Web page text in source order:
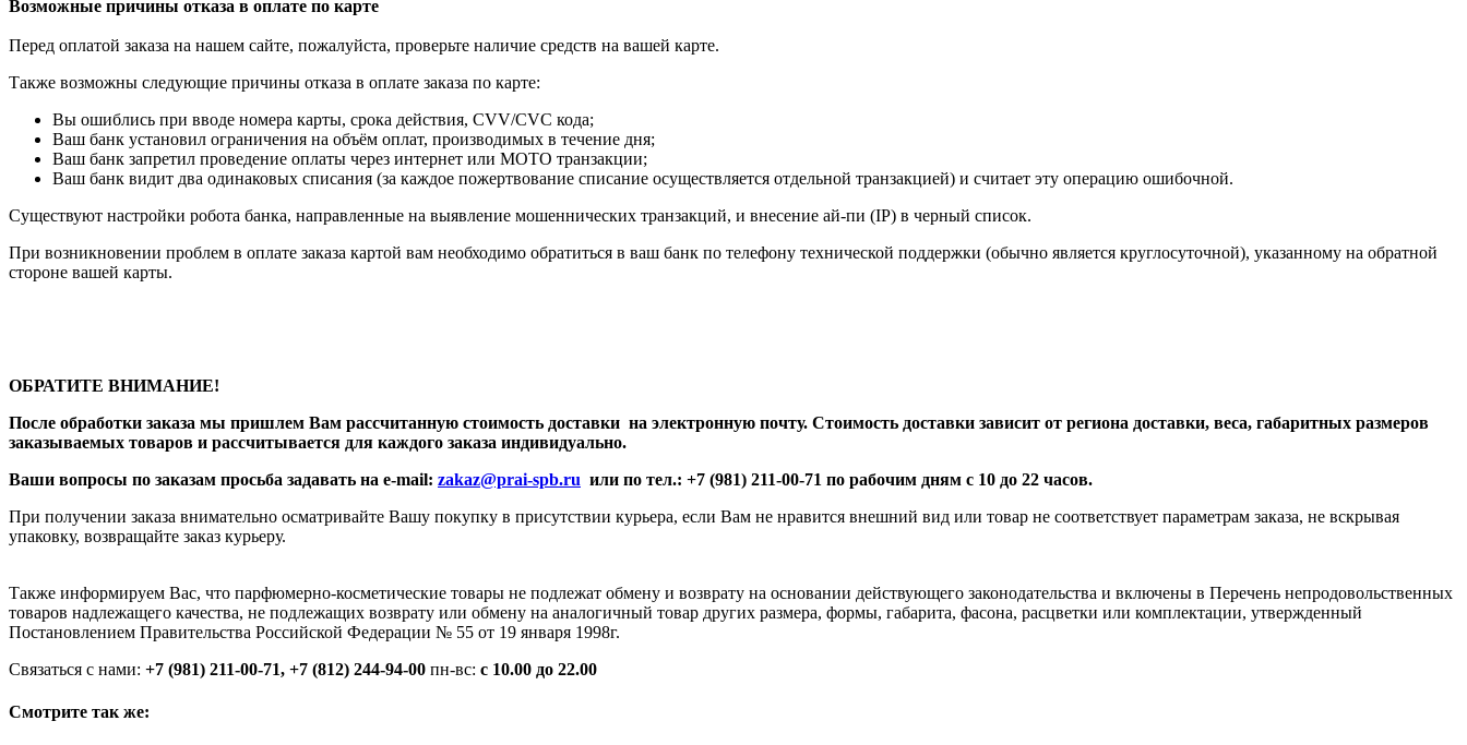
Возможные причины отказа в оплате по карте
Перед оплатой заказа на нашем сайте, пожалуйста, проверьте наличие средств на вашей карте.
Также возможны следующие причины отказа в оплате заказа по карте:
Вы ошиблись при вводе номера карты, срока действия, CVV/CVC кода;
Ваш банк установил ограничения на объём оплат, производимых в течение дня;
Ваш банк запретил проведение оплаты через интернет или MOTO транзакции;
Ваш банк видит два одинаковых списания (за каждое пожертвование списание осуществляется отдельной транзакцией) и считает эту операцию ошибочной.
Существуют настройки робота банка, направленные на выявление мошеннических транзакций, и внесение ай-пи (IP) в черный список.
При возникновении проблем в оплате заказа картой вам необходимо обратиться в ваш банк по телефону технической поддержки (обычно является круглосуточной), указанному на обратной
стороне вашей карты.
ОБРАТИТЕ ВНИМАНИЕ!
После обработки заказа мы пришлем Вам рассчитанную стоимость доставки на электронную почту. Стоимость доставки зависит от региона доставки, веса, габаритных размеров
заказываемых товаров и рассчитывается для каждого заказа индивидуально.
Ваши вопросы по заказам просьба задавать на e-mail: zakaz@prai-spb.ru или по тел.: +7 (981) 211-00-71 по рабочим дням с 10 до 22 часов.
При получении заказа внимательно осматривайте Вашу покупку в присутствии курьера, если Вам не нравится внешний вид или товар не соответствует параметрам заказа, не вскрывая
упаковку, возвращайте заказ курьеру.
Также информируем Вас, что парфюмерно-косметические товары не подлежат обмену и возврату на основании действующего законодательства и включены в Перечень непродовольственных
товаров надлежащего качества, не подлежащих возврату или обмену на аналогичный товар других размера, формы, габарита, фасона, расцветки или комплектации, утвержденный
Постановлением Правительства Российской Федерации № 55 от 19 января 1998г.
Связаться с нами: +7 (981) 211-00-71, +7 (812) 244-94-00 пн-вс: c 10.00 до 22.00
Смотрите так же: